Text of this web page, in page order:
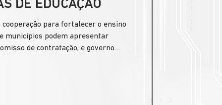
DE EDUCAÇÃO
para fortalecer o ensino
municípios podem apresentar
de contratação, e governo